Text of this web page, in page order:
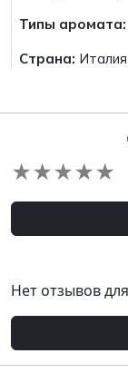
Типы аромата:
Страна: Италия
★
★
★
★
★
Нет отзывов